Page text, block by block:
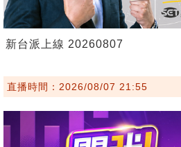
新台派上線 20260807
直播時間：2026/08/07 21:55